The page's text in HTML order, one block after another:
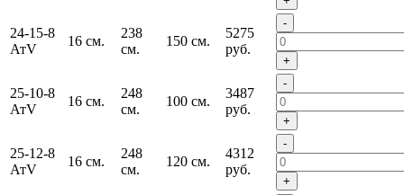
24-15-8
АтV
16 см.
238
см.
150 см.
5275
руб.
-
+
25-10-8
АтV
16 см.
248
см.
100 см.
3487
руб.
-
+
25-12-8
АтV
16 см.
248
см.
120 см.
4312
руб.
-
+